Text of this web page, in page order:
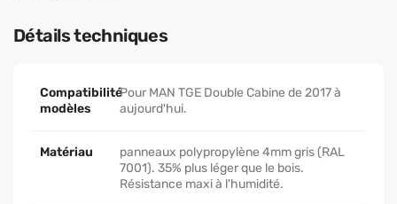
Détails techniques
Compatibilité
modèles
Pour MAN TGE Double Cabine de 2017 à
aujourd'hui.
Matériau
panneaux polypropylène 4mm gris (RAL
7001). 35% plus léger que le bois.
Résistance maxi à l'humidité.